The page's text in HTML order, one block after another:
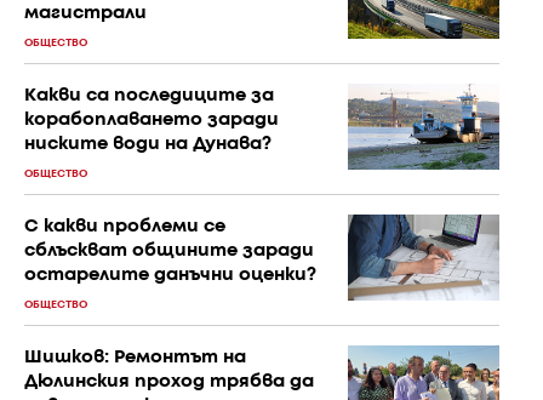
магистрали
ОБЩЕСТВО
Какви са последиците за
корабоплаването заради
ниските води на Дунава?
ОБЩЕСТВО
С к акви проблеми се
сблъскват общините заради
остарелите данъчни оценки?
ОБЩЕСТВО
Шишков: Ремонтът на
Дюлинския проход трябва да